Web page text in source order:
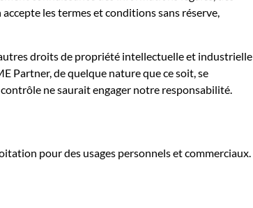
les termes et conditions sans réserve,
droits de propriété intellectuelle et industrielle
Partner, de quelque nature que ce soit, se
ne saurait engager notre responsabilité.
pour des usages personnels et commerciaux.